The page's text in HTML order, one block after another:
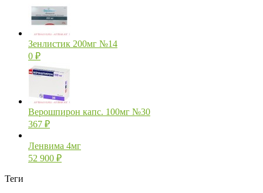
Зенлистик 200мг №14
0 ₽
Верошпирон капс. 100мг №30
367 ₽
Ленвима 4мг
52 900 ₽
Теги